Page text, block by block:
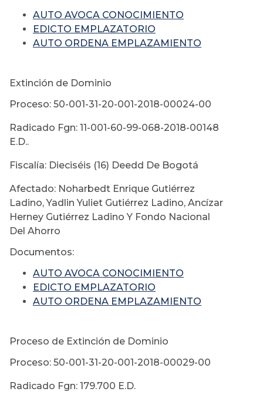
AUTO AVOCA CONOCIMIENTO
EDICTO EMPLAZATORIO
AUTO ORDENA EMPLAZAMIENTO
Extinción de Dominio
Proceso: 50-001-31-20-001-2018-00024-00
Radicado Fgn: 11-001-60-99-068-2018-00148
E.D..
Fiscalía: Dieciséis (16) Deedd De Bogotá
Afectado: Noharbedt Enrique Gutiérrez
Ladino, Yadlin Yuliet Gutiérrez Ladino, Ancízar
Herney Gutiérrez Ladino Y Fondo Nacional
Del Ahorro
Documentos:
AUTO AVOCA CONOCIMIENTO
EDICTO EMPLAZATORIO
AUTO ORDENA EMPLAZAMIENTO
Proceso de Extinción de Dominio
Proceso: 50-001-31-20-001-2018-00029-00
Radicado Fgn: 179.700 E.D.